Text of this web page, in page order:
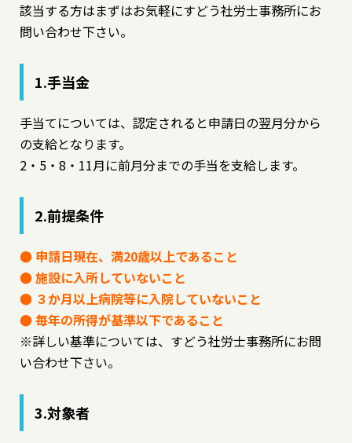
該当する方はまずはお気軽にすどう社労士事務所にお
問い合わせ下さい。
1.手当金
手当てについては、認定されると申請日の翌月分から
の支給となります。
2・5・8・11月に前月分までの手当を支給します。
2.前提条件
● 申請日現在、満20歳以上であること
● 施設に入所していないこと
● ３か月以上病院等に入院していないこと
● 毎年の所得が基準以下であること
※詳しい基準については、すどう社労士事務所にお問
い合わせ下さい。
3.対象者